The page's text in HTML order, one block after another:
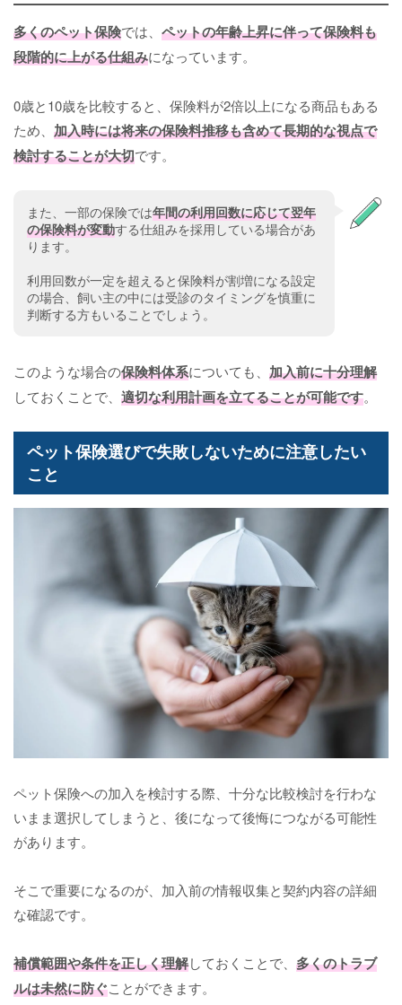
多くのペット保険では、 ペットの年齢上昇に伴って保険料も
段階的に上がる仕組みになっています。
0歳と10歳を比較すると、保険料が2倍以上になる商品もある
ため、 加入時には将来の保険料推移も含めて長期的な視点で
検討することが大切です。
また、一部の保険では年間の利用回数に応じて翌年
の保険料が変動する仕組みを採用している場合があ
ります。
利用回数が一定を超えると保険料が割増になる設定
の場合、飼い主の中には受診のタイミングを慎重に
判断する方もいることでしょう。
このような場合の保険料体系についても、 加入前に十分理解
しておくことで、 適切な利用計画を立てることが可能です。
ペット保険選びで失敗しないために注意したい
こと
ペット保険への加入を検討する際、十分な比較検討を行わな
いまま選択してしまうと、後になって後悔につながる可能性
があります。
そこで重要になるのが、加入前の情報収集と契約内容の詳細
な確認です。
補償範囲や条件を正しく理解しておくことで、 多くのトラブ
ルは未然に防ぐことができます。